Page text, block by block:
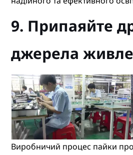
9. Припаяйте
джерела
Виробничий процес пайки